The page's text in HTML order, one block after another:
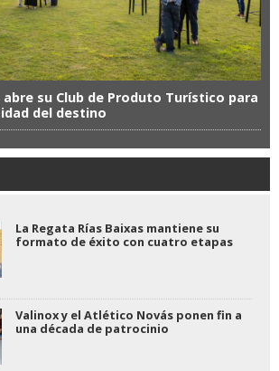
su Club de Produto Turístico para
del destino
La Regata Rías Baixas mantiene su
formato de éxito con cuatro etapas
Valinox y el Atlético Novás ponen fin a
una década de patrocinio